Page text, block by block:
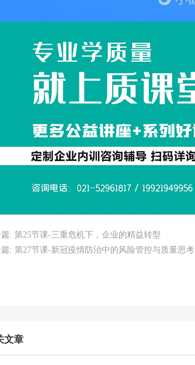
篇:第25节课-三重危机下，企业的精益转型
篇:第27节课-新冠疫情防治中的风险管控与质量思考
文章